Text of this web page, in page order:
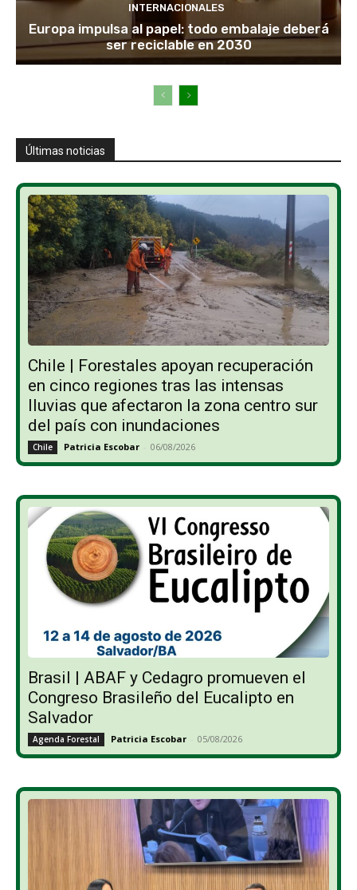
INTERNACIONALES
Europa impulsa al papel: todo embalaje deberá
ser reciclable en 2030
Últimas noticias
Chile | Forestales apoyan recuperación
en cinco regiones tras las intensas
lluvias que afectaron la zona centro sur
del país con inundaciones
Chile Patricia Escobar - 06/08/2026
Brasil | ABAF y Cedagro promueven el
Congreso Brasileño del Eucalipto en
Salvador
Agenda Forestal Patricia Escobar - 05/08/2026